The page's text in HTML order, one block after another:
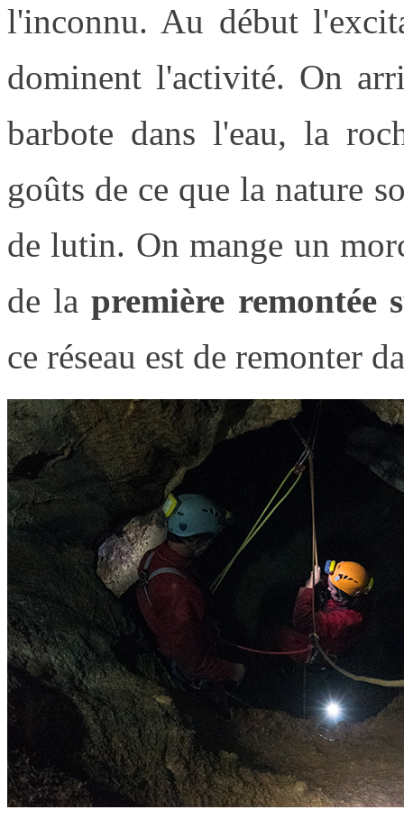
l'inconnu. Au début
dominent l'activité. On
barbote dans l'eau, la
goûts de ce que la nature
de lutin. On mange un
de la première remontée
ce réseau est de remonter